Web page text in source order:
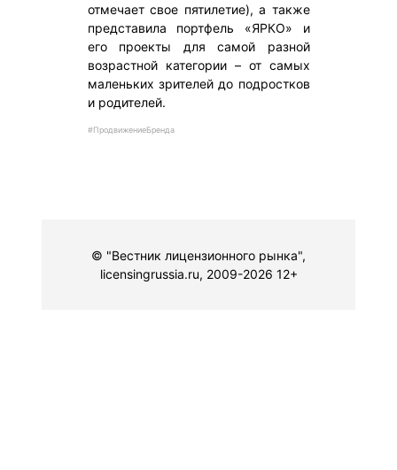
отмечает свое пятилетие), а также
представила портфель «ЯРКО» и
его проекты для самой разной
возрастной категории – от самых
маленьких зрителей до подростков
и родителей.
#ПродвижениеБренда
© "Вестник лицензионного рынка",
licensingrussia.ru, 2009-2026 12+